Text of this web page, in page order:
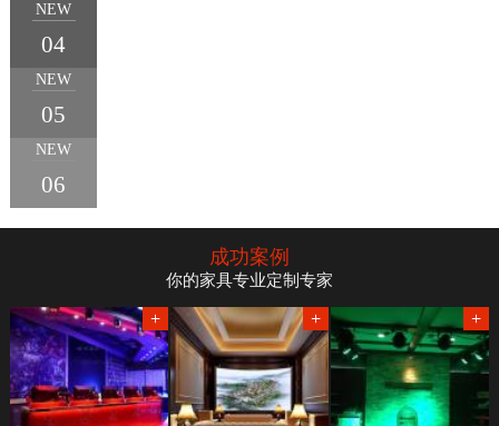
NEW
04
NEW
05
NEW
06
成功案例
你的家具专业定制专家